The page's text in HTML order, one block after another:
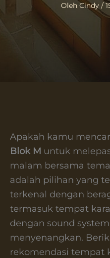
Oleh Cindy /
Apakah kamu
Blok M untuk
malam bersama
adalah pilihan yang
terkenal dengan
termasuk tempat
dengan sound
menyenangkan.
rekomendasi tempat